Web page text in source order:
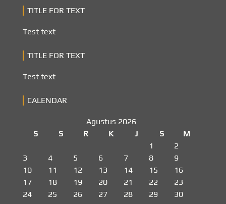
TITLE FOR TEXT
Test text
TITLE FOR TEXT
Test text
CALENDAR
Agustus 2026
S
S R K J S
M
1
2
3
4 5 6 7 8
9
10
11 12 13 14 15
16
17
18 19 20 21 22
23
24
25 26 27 28 29
30